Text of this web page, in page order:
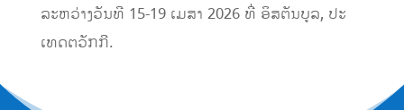
ລະຫວ່າງວັນທີ 15-19 ເມສາ 2026 ທີ່ ອິສຕັນບູລ, ປະ
ເທດຕວັກກີ.